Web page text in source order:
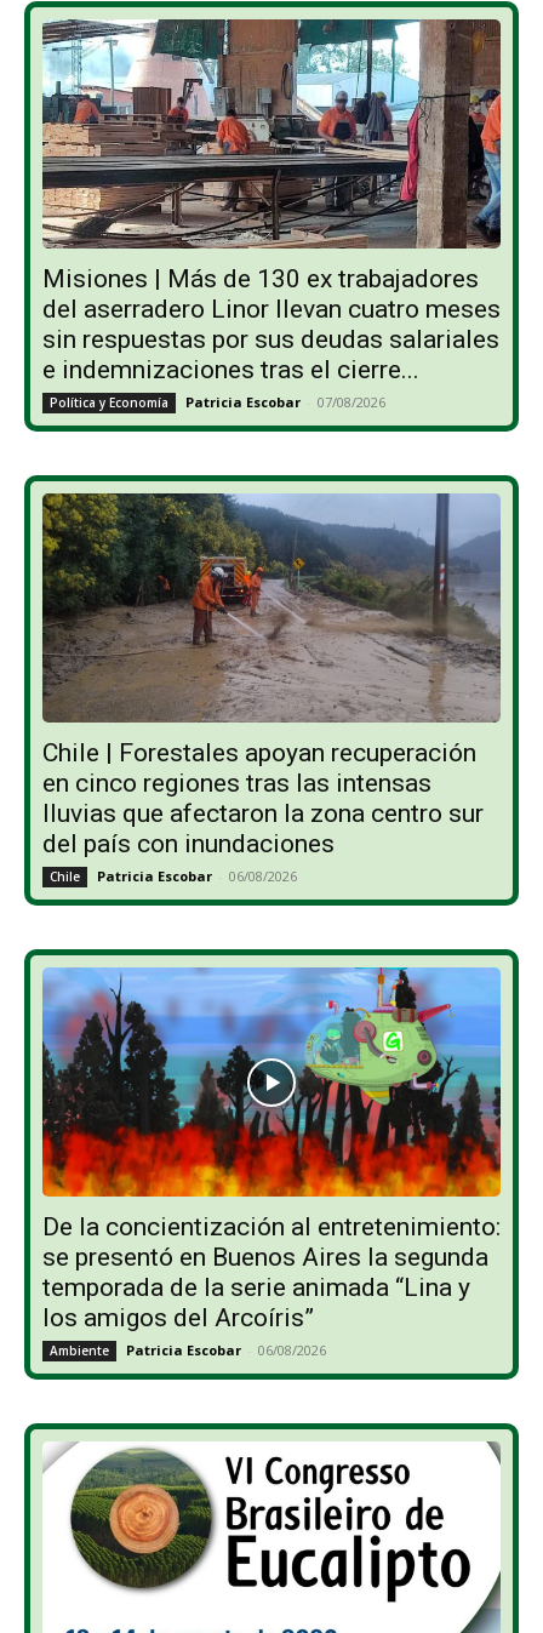
Misiones | Más de 130 ex trabajadores
del aserradero Linor llevan cuatro meses
sin respuestas por sus deudas salariales
e indemnizaciones tras el cierre...
Política y Economía Patricia Escobar - 07/08/2026
Chile | Forestales apoyan recuperación
en cinco regiones tras las intensas
lluvias que afectaron la zona centro sur
del país con inundaciones
Chile Patricia Escobar - 06/08/2026
De la concientización al entretenimiento:
se presentó en Buenos Aires la segunda
temporada de la serie animada “Lina y
los amigos del Arcoíris”
Ambiente Patricia Escobar - 06/08/2026